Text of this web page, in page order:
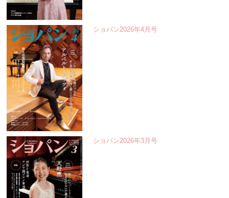
ショパン2026年4月号
ショパン2026年3月号